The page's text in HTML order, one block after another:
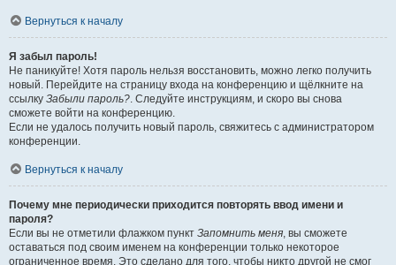
Вернуться к началу
Я забыл пароль!
Не паникуйте! Хотя пароль нельзя восстановить, можно легко получить
новый. Перейдите на страницу входа на конференцию и щёлкните на
ссылку Забыли пароль?. Следуйте инструкциям, и скоро вы снова
сможете войти на конференцию.
Если не удалось получить новый пароль, свяжитесь с администратором
конференции.
Вернуться к началу
Почему мне периодически приходится повторять ввод имени и
пароля?
Если вы не отметили флажком пункт Запомнить меня, вы сможете
оставаться под своим именем на конференции только некоторое
ограниченное время. Это сделано для того, чтобы никто другой не смог